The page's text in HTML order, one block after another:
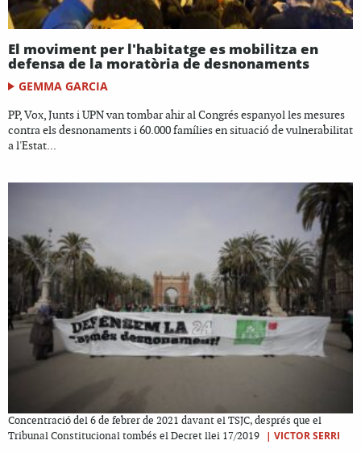
El moviment per l'habitatge es mobilitza en
defensa de la moratòria de desnonaments
GEMMA GARCIA
PP, Vox, Junts i UPN van tombar ahir al Congrés espanyol les mesures
contra els desnonaments i 60.000 famílies en situació de vulnerabilitat
a l'Estat...
Concentració del 6 de febrer de 2021 davant el TSJC, després que el
Tribunal Constitucional tombés el Decret llei 17/2019
| VICTOR SERRI